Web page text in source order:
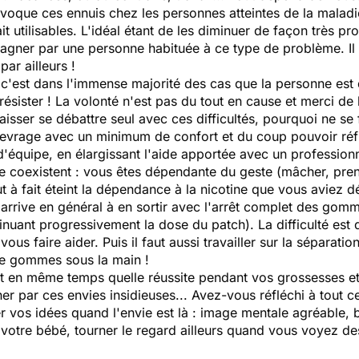
ces ennuis chez les personnes atteintes de la
utilisables. L'idéal étant de les diminuer de façon très
par une personne habituée à ce type de problème.
ailleurs !
dans l'immense majorité des cas que la personne
! La volonté n'est pas du tout en cause et merci
se débattre seul avec ces difficultés, pourquoi ne
avec un minimum de confort et du coup pouvoir
en élargissant l'aide apportée avec un
: vous êtes dépendante du geste (mâcher,
à fait éteint la dépendance à la nicotine que vous aviez
en général à en sortir avec l'arrêt complet des
progressivement la dose du patch). La difficulté
faire aider. Puis il faut aussi travailler sur la
gommes sous la main !
même temps quelle réussite pendant vos grossesses
par ces envies insidieuses... Avez-vous réfléchi à tout
vos idées quand l'envie est là : image mentale agréable,
bébé, tourner le regard ailleurs quand vous voyez